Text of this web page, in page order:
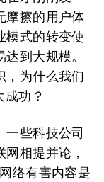
摩擦的用户体
模式的转变使
到大规模。
，为什么我们
功？
些科技公司
相提并论，
络有害内容是